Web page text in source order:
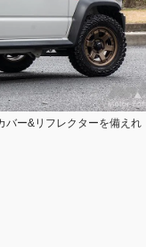
バー&リフレクターを備えれ